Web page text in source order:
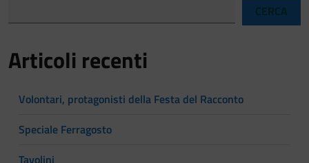
CERCA
Articoli recenti
Volontari, protagonisti della Festa del Racconto
Speciale Ferragosto
Tavolini